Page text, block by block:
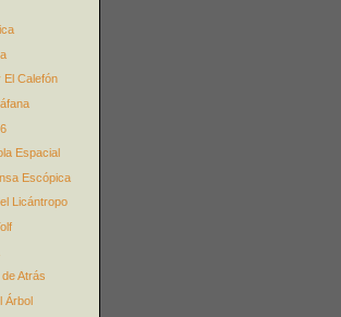
El Calefón
Espacial
Escópica
Licántropo
Atrás
Árbol